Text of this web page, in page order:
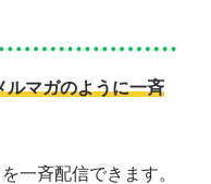
ルマガのように一斉
一斉配信できます。